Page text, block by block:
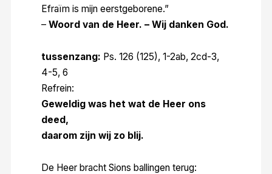
Efraïm is mijn eerstgeborene.”
–Woord van de Heer. – Wij danken God.
tussenzang: Ps. 126 (125), 1-2ab, 2cd-3,
4-5, 6
Refrein:
Geweldig was het wat de Heer ons
deed,
daarom zijn wij zo blij.
De Heer bracht Sions ballingen terug: